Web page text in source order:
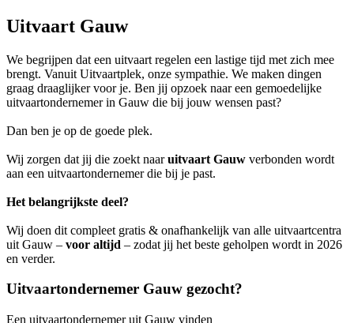
Uitvaart Gauw
We begrijpen dat een uitvaart regelen een lastige tijd met zich mee
brengt. Vanuit Uitvaartplek, onze sympathie. We maken dingen
graag draaglijker voor je. Ben jij opzoek naar een gemoedelijke
uitvaartondernemer in Gauw die bij jouw wensen past?
Dan ben je op de goede plek.
Wij zorgen dat jij die zoekt naaruitvaart Gauw verbonden wordt
aan een uitvaartondernemer die bij je past.
Het belangrijkste deel?
Wij doen dit compleet gratis & onafhankelijk van alle uitvaartcentra
uit Gauw – voor altijd – zodat jij het beste geholpen wordt in 2026
en verder.
Uitvaartondernemer Gauw gezocht?
Een uitvaartondernemer uit Gauw vinden